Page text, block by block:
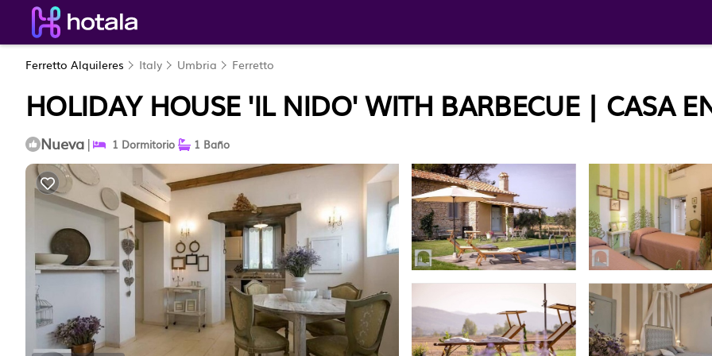
Ferretto Alquileres Italy Umbria Ferretto
HOLIDAY HOUSE 'IL NIDO' WITH BARBECUE | CASA
Nueva | 1 Dormitorio 1 Baño